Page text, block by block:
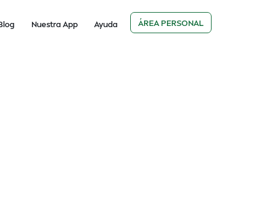
Nuestra App Ayuda ÁREA PERSONAL